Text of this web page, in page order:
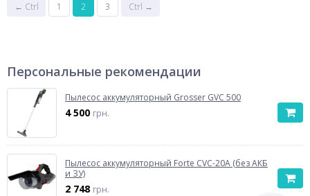
← Ctrl 1 2 3 Ctrl →
Персональные рекомендации
Пылесос аккумуляторный Grosser GVC 500
4 500 грн.
Пылесос аккумуляторный Forte CVC-20A (без АКБ
и ЗУ)
2 748 грн.